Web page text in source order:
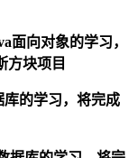
库的学习，将完成